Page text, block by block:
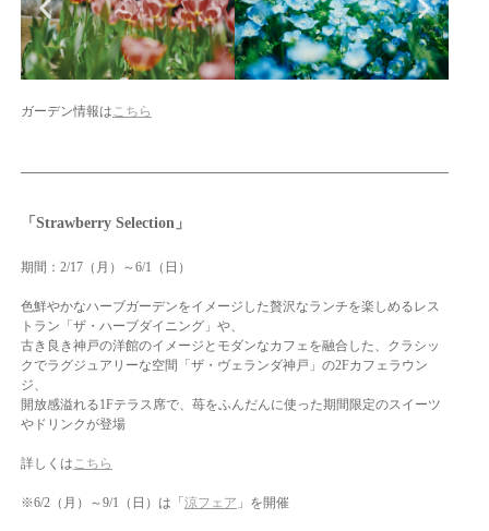
ガーデン情報は こちら
「Strawberry Selection」
期間：2/17（月）～6/1（日）
色鮮やかなハーブガーデンをイメージした贅沢なランチを楽しめるレス
トラン「ザ・ハーブダイニング」や、
古き良き神戸の洋館のイメージとモダンなカフェを融合した、クラシッ
クでラグジュアリーな空間「ザ・ヴェランダ神戸」の2Fカフェラウン
ジ、
開放感溢れる1Fテラス席で、苺をふんだんに使った期間限定のスイーツ
やドリンクが登場
詳しくは こちら
※6/2（月）～9/1（日）は「涼フェア 」を開催